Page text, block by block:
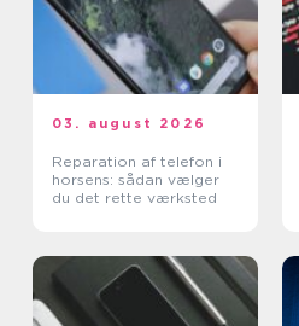
03. august 2026
Reparation af telefon i
horsens: sådan vælger
du det rette værksted